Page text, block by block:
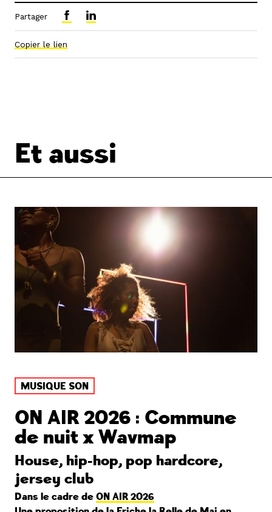
Partager
Copier le lien
Et aussi
MUSIQUE SON
ON AIR 2026 : Commune
de nuit x Wavmap
House, hip-hop, pop hardcore,
jersey club
Dans le cadre de ON AIR 2026